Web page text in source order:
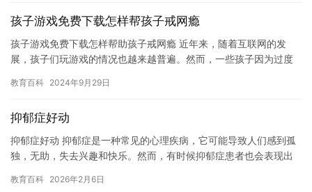
孩子游戏免费下载怎样帮孩子戒网瘾
孩子游戏免费下载怎样帮助孩子戒网瘾 近年来，随着互联网的发
展，孩子们玩游戏的情况也越来越普遍。然而，一些孩子因为过度
活，还…
教育百科 2024年9月29日
抑郁症好动
抑郁症好动 抑郁症是一种常见的心理疾病，它可能导致人们感到孤
独，无助，失去兴趣和快乐。然而，有时候抑郁症患者也会表现出
种逃…
教育百科 2026年2月6日